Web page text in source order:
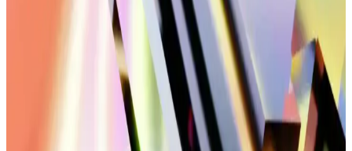
U.S. Polo Assn. Jojo sneakers, şık tasarımı, dayanıklı malzemeleri
ve ergonomik yapısıyla günlük ve spor aktivitelerinde rahatlık
sağlar, çeşitli tarzlara uyum gösterir.
Erkek Günlük Kullanım İçin Konforlu ve Sık Tercih
Edilen Ayakkabı Modelleri
Erkekler için konforlu ve sık kullanılan ayakkabılar, malzeme,
tasarım ve kullanım alanlarına göre seçilir, ayak sağlığını korur ve
günlük hareketleri destekler.